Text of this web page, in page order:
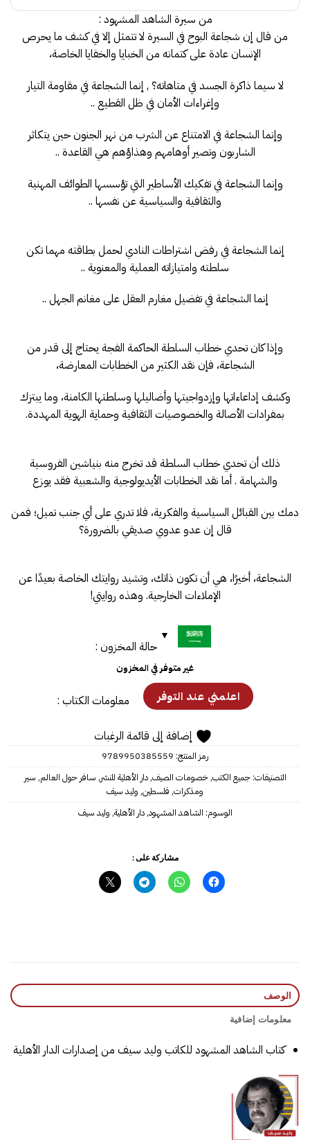
من سيرة الشاهد المشهود :
من قال إن شجاعة البوح في السيرة لا تتمثل إلا في كشف ما يحرص
الإنسان عادة على كتمانه من الخبايا والخفايا الخاصة،
لا سيما ذاكرة الجسد في متاهاته؟ , إنما الشجاعة في مقاومة التيار
وإغراءات الأمان في ظل القطيع ..
وإنما الشجاعة في الامتناع عن الشرب من نهر الجنون حين يتكاثر
الشاربون وتصير أوهامهم وهذاؤهم هي القاعدة ..
وإنما الشجاعة في تفكيك الأساطير التي تؤسسها الطوائف المهنية
والثقافية والسياسية عن نفسها ..
إنما الشجاعة في رفض اشتراطات النادي لحمل بطاقته مهما تكن
سلطته وامتيازاته العملية والمعنوية ..
إنما الشجاعة في تفضيل مغارم العقل على مغانم الجهل ..
وإذا كان تحدي خطاب السلطة الحاكمة الفجة يحتاج إلى قدر من
الشجاعة، فإن نقد الكثير من الخطابات المعارضة،
وكشف إداعاءاتها وإزدواجيتها وأضاليلها وسلطتها الكامنة، وما يبتزك
بمفرادات الأصالة والخصوصيات الثقافية وحماية الهوية المهددة.
ذلك أن تحدي خطاب السلطة قد تخرج منه بنياشين الفروسية
والشهامة . أما نقد الخطابات الأيديولوجية والشعبية فقد يوزع
دمك بين القبائل السياسية والفكرية، فلا تدري على أي جنب تميل؛ فمن
قال إن عدو عدوي صديقي بالضرورة؟
الشجاعة، أخيرًا، هي أن تكون ذاتك، وتشيد روايتك الخاصة بعيدًا عن
الإملاءات الخارجية. وهذه روايتي!
حالة المخزون :
غير متوفر في المخزون
معلومات الكتاب :
إضافة إلى قائمة الرغبات
رمز المنتج: 9789950385559
التصنيفات:جميع الكتب,خصومات الصيف,دار الأهلية للنشر, سافر حول العالم, سير
ومذكرات, فلسطين, وليد سيف
الوسوم: الشاهد المشهود,دار الأهلية, وليد سيف
مشاركة على :
الوصف
معلومات إضافية
كتاب الشاهد المشهود للكاتب وليد سيف من إصدارات الدار الأهلية